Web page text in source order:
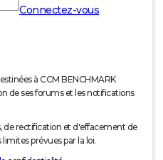
Connectez-vous
à CCM BENCHMARK
de ses forums et les notifications
de rectification et d'effacement de
prévues par la loi.